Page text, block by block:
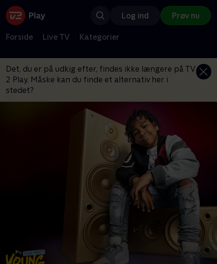
Log ind Prøv nu
Forside Live TV Kategorier
Det, du er på udkig efter, findes ikke længere på TV
2 Play. Måske kan du finde et alternativ her i
stedet?